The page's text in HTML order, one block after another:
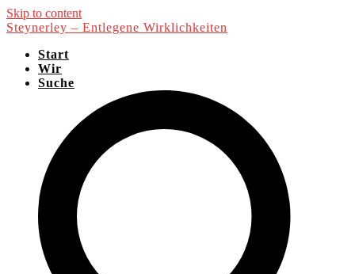
Skip to content
Steynerley – Entlegene Wirklichkeiten
Start
Wir
Suche